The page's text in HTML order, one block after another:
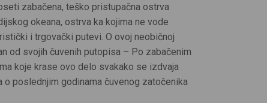
zabačena, teško pristupačna ostrva
okeana, ostrva ka kojima ne vode
i trgovački putevi. O ovoj neobičnoj
od svojih čuvenih putopisa – Po zabačenim
koje krase ovo delo svakako se izdvaja
poslednjim godinama čuvenog zatočenika